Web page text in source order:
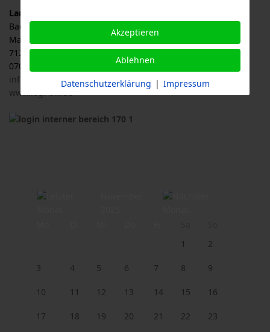
Landesverband für Obstbau, Garten und Landschaft
Baden-Württemberg e.V., LOGL
Malersbuckel 11
71263 Weil der Stadt
07033 / 69 23 902
info@logl-bw.de
www.logl-bw.de
1
2
3 4 5 6 7 8 9
10 11 12 13 14 15 16
17 18 19 20 21 22 23
Akzeptieren
Ablehnen
Datenschutzerklärung | Impressum